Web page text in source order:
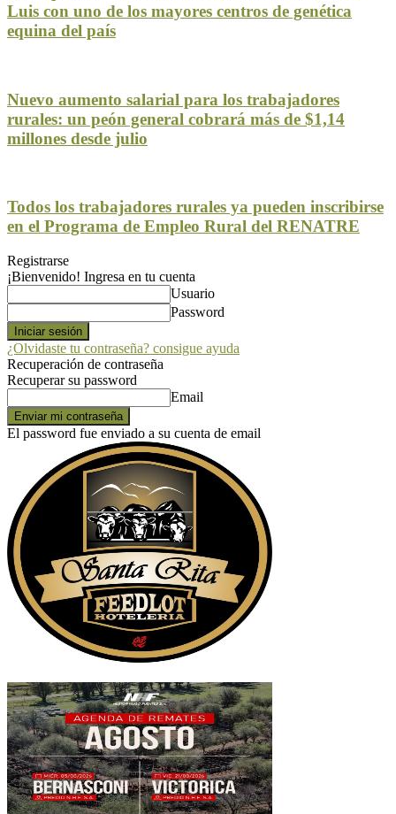
Luis con uno de los mayores centros de genética
equina del país
Nuevo aumento salarial para los trabajadores
rurales: un peón general cobrará más de $1,14
millones desde julio
Todos los trabajadores rurales ya pueden inscribirse
en el Programa de Empleo Rural del RENATRE
Registrarse
¡Bienvenido! Ingresa en tu cuenta
Usuario
Password
¿Olvidaste tu contraseña? consigue ayuda
Recuperación de contraseña
Recuperar su password
Email
El password fue enviado a su cuenta de email